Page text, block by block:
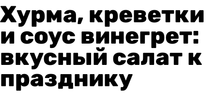
Хурма, креветки
и соус винегрет:
вкусный салат к
празднику